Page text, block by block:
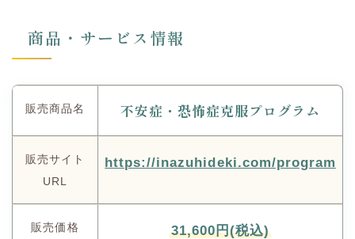
商品・サービス情報
販売商品名 不安症・恐怖症克服プログラム
販売サイト
URL
https://inazuhideki.com/program
販売価格 31,600円(税込)